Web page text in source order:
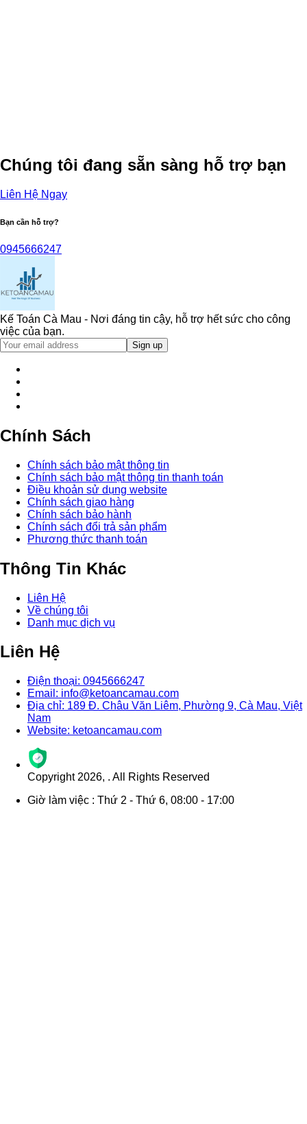
Chúng tôi đang sẵn sàng hỗ trợ bạn
Liên Hệ Ngay
Bạn cần hỗ trợ?
0945666247
Kế Toán Cà Mau - Nơi đáng tin cậy, hỗ trợ hết sức cho công
việc của bạn.
Chính Sách
Chính sách bảo mật thông tin
Chính sách bảo mật thông tin thanh toán
Điều khoản sử dụng website
Chính sách giao hàng
Chính sách bảo hành
Chính sách đổi trả sản phẩm
Phương thức thanh toán
Thông Tin Khác
Liên Hệ
Về chúng tôi
Danh mục dịch vụ
Liên Hệ
Điện thoại: 0945666247
Email: info@ketoancamau.com
Địa chỉ: 189 Đ. Châu Văn Liêm, Phường 9, Cà Mau, Việt
Nam
Website: ketoancamau.com
Copyright 2026, . All Rights Reserved
Giờ làm việc : Thứ 2 - Thứ 6, 08:00 - 17:00